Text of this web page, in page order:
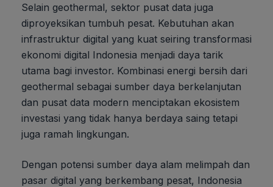
Selain geothermal, sektor pusat data juga
diproyeksikan tumbuh pesat. Kebutuhan akan
infrastruktur digital yang kuat seiring transformasi
ekonomi digital Indonesia menjadi daya tarik
utama bagi investor. Kombinasi energi bersih dari
geothermal sebagai sumber daya berkelanjutan
dan pusat data modern menciptakan ekosistem
investasi yang tidak hanya berdaya saing tetapi
juga ramah lingkungan.
Dengan potensi sumber daya alam melimpah dan
pasar digital yang berkembang pesat, Indonesia